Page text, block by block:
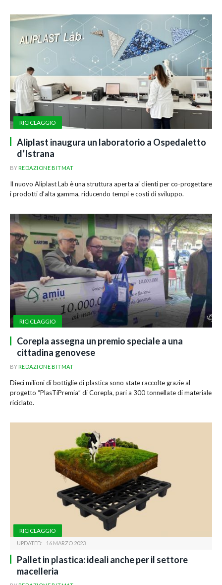
RICICLAGGIO
Aliplast inaugura un laboratorio a Ospedaletto
d’Istrana
BYREDAZIONE BITMAT
Il nuovo Aliplast Lab è una struttura aperta ai clienti per co-progettare
i prodotti d’alta gamma, riducendo tempi e costi di sviluppo.
RICICLAGGIO
Corepla assegna un premio speciale a una
cittadina genovese
BYREDAZIONE BITMAT
Dieci milioni di bottiglie di plastica sono state raccolte grazie al
progetto “PlasTiPremia” di Corepla, pari a 300 tonnellate di materiale
riciclato.
RICICLAGGIO
UPDATED: 16 MARZO 2023
Pallet in plastica: ideali anche per il settore
macelleria